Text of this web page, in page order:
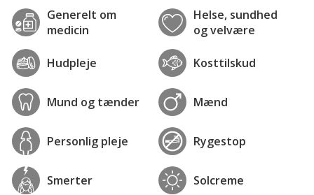
Generelt om
medicin
Helse, sundhed
og velvære
Hudpleje Kosttilskud
Mund og tænder Mænd
Personlig pleje Rygestop
Smerter Solcreme